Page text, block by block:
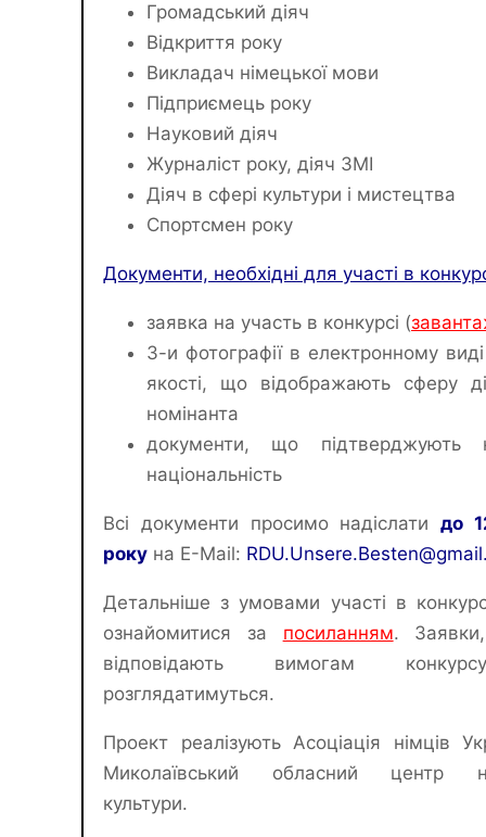
Громадський діяч
Відкриття року
Викладач німецької мови
Підприємець року
Науковий діяч
Журналіст року, діяч ЗМІ
Діяч в сфері культури і мистецтва
Спортсмен року
Документи, необхідні для участі в
заявка на участь в конкурсі (
3-и фотографії в електронному
якості, що відображають сферу
номінанта
документи, що підтверджують
національність
Всі документи просимо надіслатидо
року на E-Mail:
Детальніше з умовами участі в
ознайомитися за посиланням.
відповідають вимогам
розглядатимуться.
Проект реалізують Асоціація німців
Миколаївський обласний центр
культури.